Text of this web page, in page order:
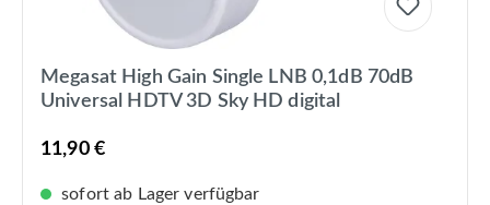
Megasat High Gain Single LNB 0,1dB 70dB
Universal HDTV 3D Sky HD digital
11,90 €
sofort ab Lager verfügbar